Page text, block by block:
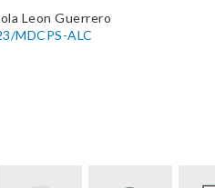
Leon Guerrero
MDCPS-ALC